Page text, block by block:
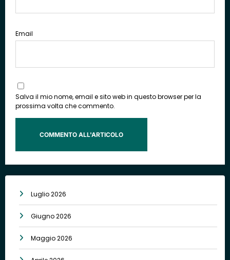
Email
Salva il mio nome, email e sito web in questo browser per la
prossima volta che commento.
Luglio 2026
Giugno 2026
Maggio 2026